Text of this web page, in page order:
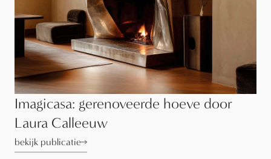
Imagicasa: gerenoveerde hoeve door
Laura Calleeuw
bekijk publicatie